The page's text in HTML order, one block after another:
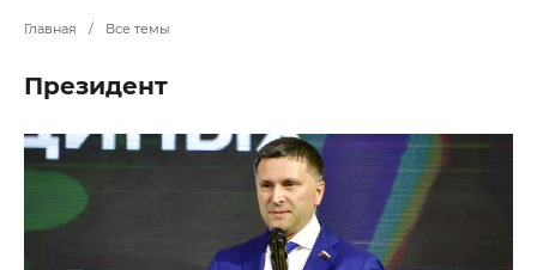
Главная / Все темы
Президент